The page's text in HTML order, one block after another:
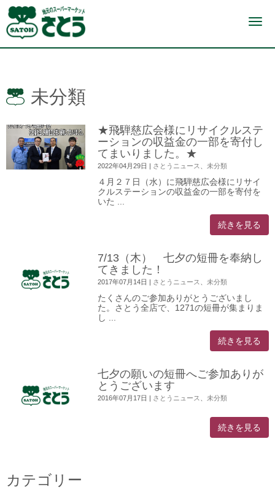
N
i
未分類
★飛騨慈広会様にリサイクルステ
ーションの収益金の一部を寄付し
てまいりました。★
2022年04月29日 | さとうニュース 、未分類
４月２７日（水）に飛騨慈広会様にリサイ
クルステーションの収益金の一部を寄付を
いた ...
続きを見る
7/13（木） 七夕の短冊を奉納し
てきました！
2017年07月14日 | さとうニュース 、未分類
たくさんのご参加ありがとうございまし
た。さとう全店で、1271の短冊が集まりま
し ...
続きを見る
七夕の願いの短冊へご参加ありが
とうございます
2016年07月17日 さとうニュース 、未分類
続きを見る
カテゴリー